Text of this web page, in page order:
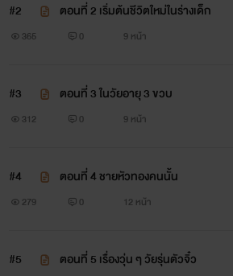
#2 ตอนที่ 2 เริ่มต้นชีวิตใหม่ในร่างเด็ก
365 0 9 หน้า
#3 ตอนที่ 3 ในวัยอายุ 3 ขวบ
312 0 9 หน้า
#4 ตอนที่ 4 ชายหัวทองคนนั้น
279 0 12 หน้า
#5 ตอนที่ 5 เรื่องวุ่น ๆ วัยรุ่นตัวจิ๋ว